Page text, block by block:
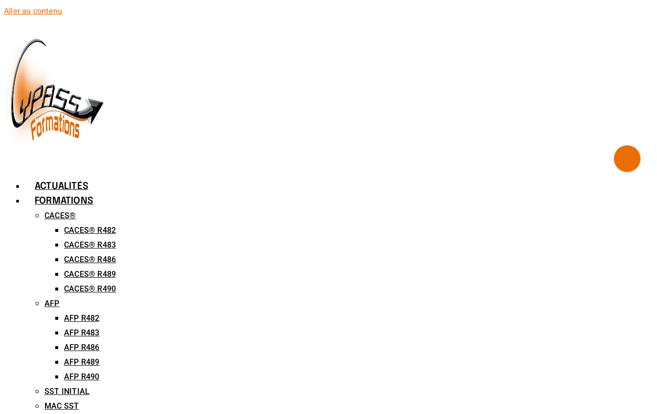
Aller au contenu
ACTUALITÉS
FORMATIONS
CACES®
CACES® R482
CACES® R483
CACES® R486
CACES® R489
CACES® R490
AFP
AFP R482
AFP R483
AFP R486
AFP R489
AFP R490
SST INITIAL
MAC SST